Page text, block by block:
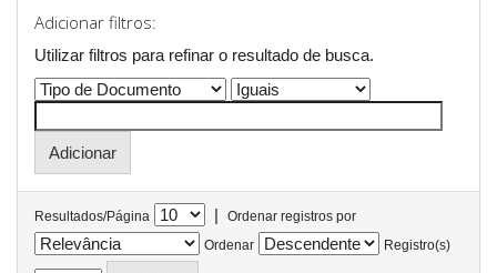
Adicionar filtros:
Utilizar filtros para refinar o resultado de busca.
Resultados/Página |
Ordenar registros por
Ordenar
Registro(s)